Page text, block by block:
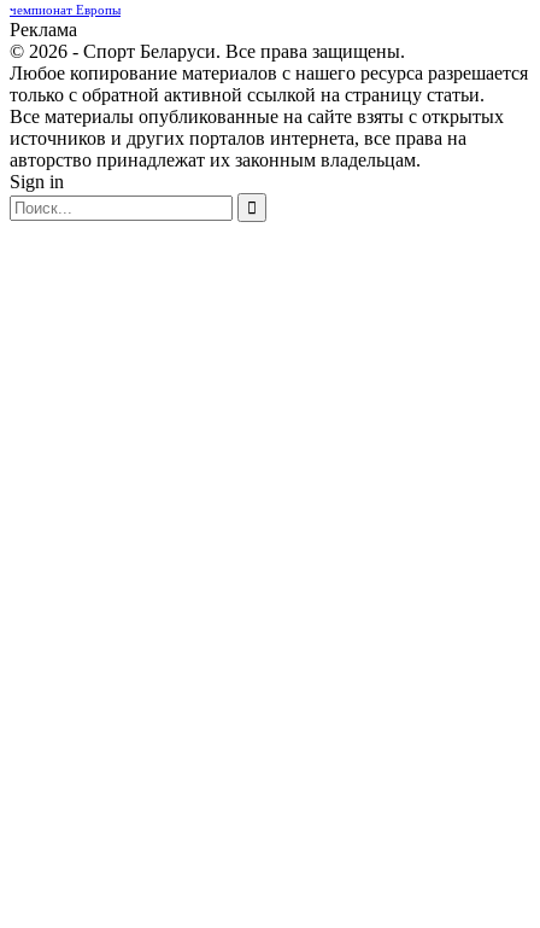
чемпионат Европы
Реклама
© 2026 - Спорт Беларуси. Все права защищены.
Любое копирование материалов с нашего ресурса разрешается
только с обратной активной ссылкой на страницу статьи.
Все материалы опубликованные на сайте взяты с открытых
источников и других порталов интернета, все права на
авторство принадлежат их законным владельцам.
Sign in